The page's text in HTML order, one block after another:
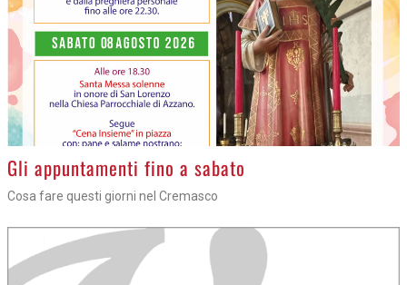
Gli appuntamenti fino a sabato
Cosa fare questi giorni nel Cremasco